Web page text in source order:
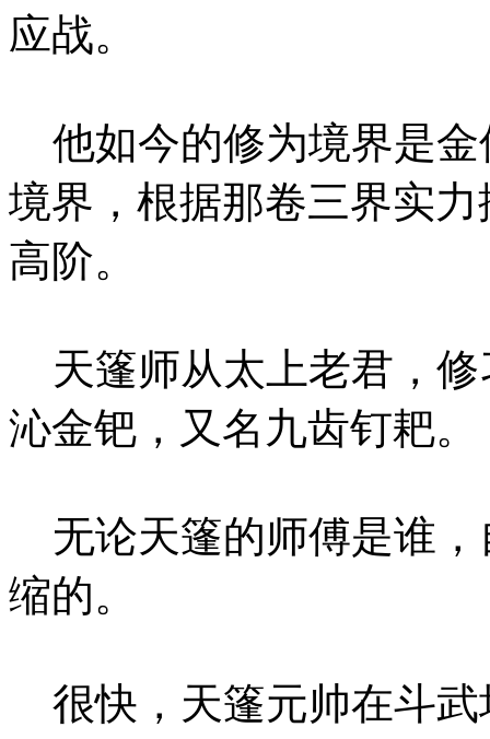
应战。
他如今的修为境界是金
境界，根据那卷三界实
高阶。
天篷师从太上老君，修
沁金钯，又名九齿钉耙。
无论天篷的师傅是谁，
缩的。
很快，天篷元帅在斗武